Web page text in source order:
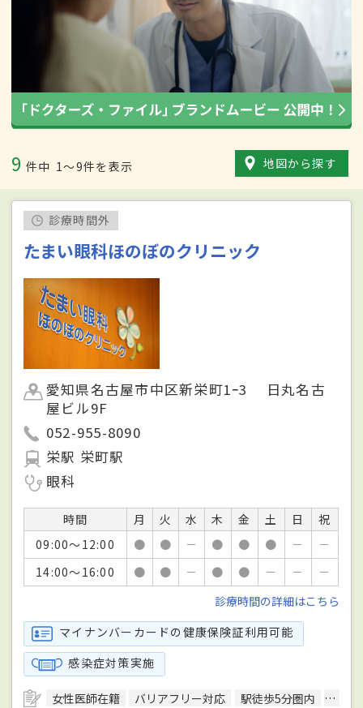
9 件中 1〜9件を表示 地図から探す
診療時間外
たまい眼科ほのぼのクリニック
愛知県名古屋市中区新栄町1ｰ3 日丸名古
屋ビル9F
052-955-8090
栄駅 栄町駅
眼科
時間 月 火 水 木 金 土 日
祝
09:00～12:00
● ● － ● ● ● －
－
14:00～16:00
● ● － ● ● － －
－
診療時間の詳細はこちら
マイナンバーカードの健康保険証利用可能
感染症対策実施
女性医師在籍 バリアフリー対応 駅徒歩5分圏内
予約可